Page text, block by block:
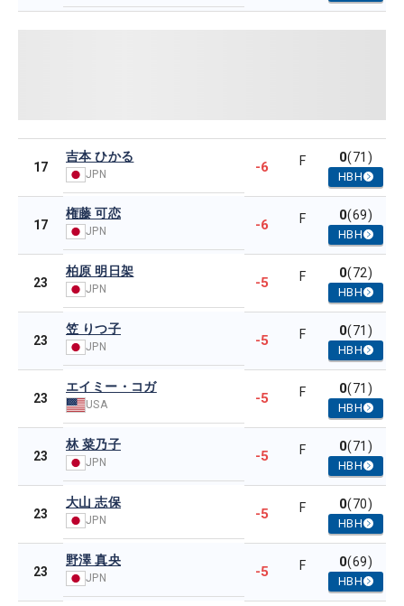
17
吉本 ひかる
JPN -6 F 0(71)
HBH
17
権藤 可恋
JPN -6 F 0(69)
HBH
23
柏原 明日架
JPN -5 F 0(72)
HBH
23
笠 りつ子
JPN -5 F 0(71)
HBH
23
エイミー・コガ
USA -5 F 0(71)
HBH
23
林 菜乃子
JPN -5 F 0(71)
HBH
23
大山 志保
JPN -5 F 0(70)
HBH
23
野澤 真央
JPN -5 F 0(69)
HBH